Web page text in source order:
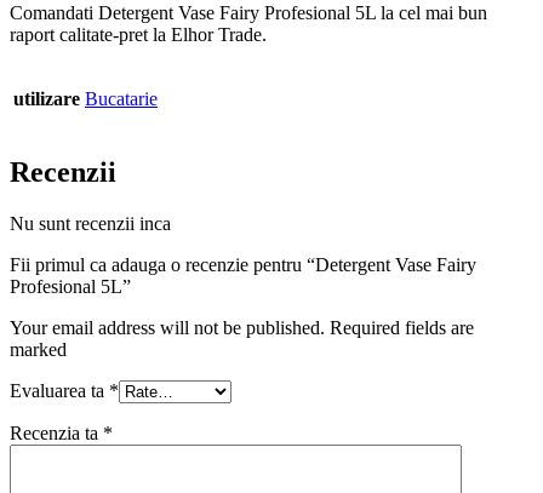
Comandati Detergent Vase Fairy Profesional 5L la cel mai bun
raport calitate-pret la Elhor Trade.
utilizare Bucatarie
Recenzii
Nu sunt recenzii inca
Fii primul ca adauga o recenzie pentru “Detergent Vase Fairy
Profesional 5L”
Your email address will not be published. Required fields are
marked
Evaluarea ta *
Recenzia ta *